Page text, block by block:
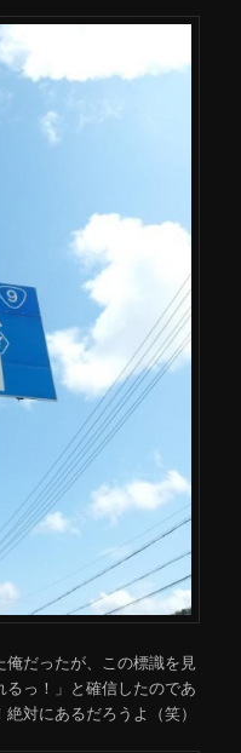
だったが、この標識を見
っ！」と確信したのであ
対にあるだろうよ（笑）